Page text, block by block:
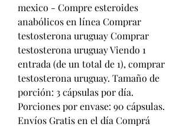
mexico - Compre esteroides
anabólicos en línea Comprar
testosterona uruguay Comprar
testosterona uruguay Viendo 1
entrada (de un total de 1), comprar
testosterona uruguay. Tamaño de
porción: 3 cápsulas por día.
Porciones por envase: 90 cápsulas.
Envíos Gratis en el día Comprá